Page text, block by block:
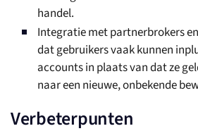
handel.
Integratie met partnerbrokers
dat gebruikers vaak kunnen
accounts in plaats van dat ze
naar een nieuwe, onbekende
Verbeterpunten